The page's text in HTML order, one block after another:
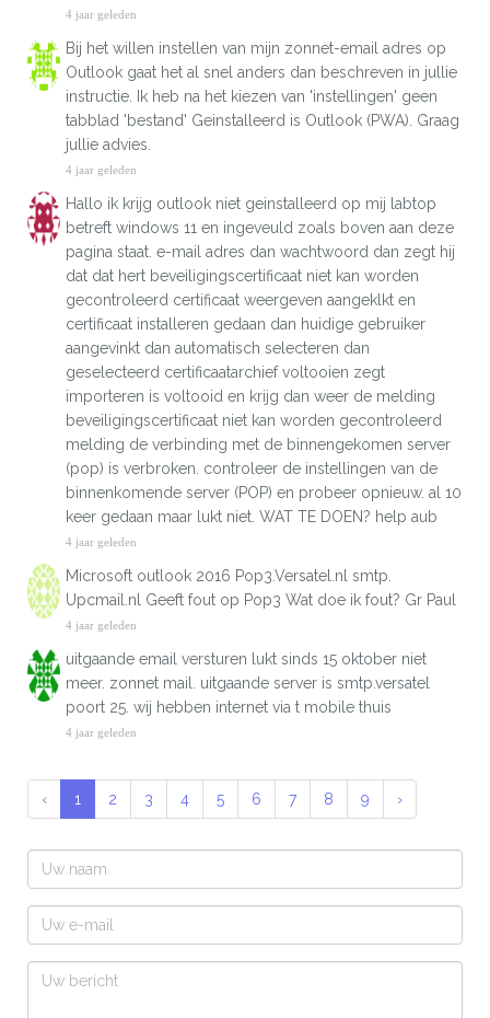
4 jaar geleden
Bij het willen instellen van mijn zonnet-email adres op
Outlook gaat het al snel anders dan beschreven in jullie
instructie. Ik heb na het kiezen van 'instellingen' geen
tabblad 'bestand' Geinstalleerd is Outlook (PWA). Graag
jullie advies.
4 jaar geleden
Hallo ik krijg outlook niet geinstalleerd op mij labtop
betreft windows 11 en ingeveuld zoals boven aan deze
pagina staat. e-mail adres dan wachtwoord dan zegt hij
dat dat hert beveiligingscertificaat niet kan worden
gecontroleerd certificaat weergeven aangeklkt en
certificaat installeren gedaan dan huidige gebruiker
aangevinkt dan automatisch selecteren dan
geselecteerd certificaatarchief voltooien zegt
importeren is voltooid en krijg dan weer de melding
beveiligingscertificaat niet kan worden gecontroleerd
melding de verbinding met de binnengekomen server
(pop) is verbroken. controleer de instellingen van de
binnenkomende server (POP) en probeer opnieuw. al 10
keer gedaan maar lukt niet. WAT TE DOEN? help aub
4 jaar geleden
Microsoft outlook 2016 Pop3.Versatel.nl smtp.
Upcmail.nl Geeft fout op Pop3 Wat doe ik fout? Gr Paul
4 jaar geleden
uitgaande email versturen lukt sinds 15 oktober niet
meer. zonnet mail. uitgaande server is smtp.versatel
poort 25. wij hebben internet via t mobile thuis
4 jaar geleden
‹ 1 2 3 4 5 6 7 8 9 ›